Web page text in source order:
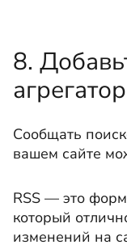
8.
Сообщать
вашем сайте
RSS — это
который
изменений на